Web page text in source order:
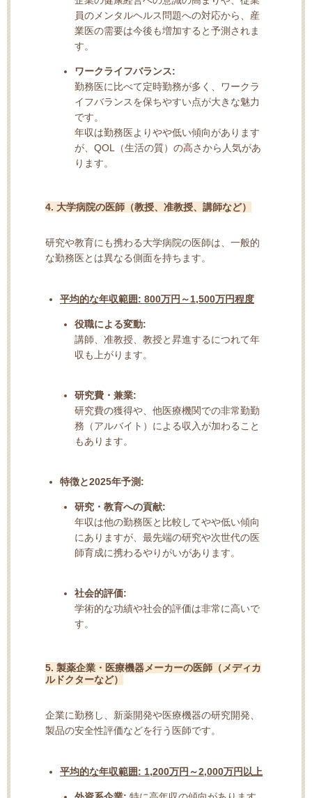
員のメンタルヘルス問題への対応から、産
業医の需要は今後も増加すると予測されま
す。
ワークライフバランス:
勤務医に比べて定時勤務が多く、ワークラ
イフバランスを保ちやすい点が大きな魅力
です。
年収は勤務医よりやや低い傾向があります
が、QOL（生活の質）の高さから人気があ
ります。
4. 大学病院の医師（教授、准教授、講師など）
研究や教育にも携わる大学病院の医師は、一般的
な勤務医とは異なる側面を持ちます。
平均的な年収範囲: 800万円～1,500万円程度
役職による変動:
講師、准教授、教授と昇進するにつれて年
収も上がります。
研究費・兼業:
研究費の獲得や、他医療機関での非常勤勤
務（アルバイト）による収入が加わること
もあります。
特徴と2025年予測:
研究・教育への貢献:
年収は他の勤務医と比較してやや低い傾向
にありますが、最先端の研究や次世代の医
師育成に携わるやりがいがあります。
社会的評価:
学術的な功績や社会的評価は非常に高いで
す。
5. 製薬企業・医療機器メーカーの医師（メディカ
ルドクターなど）
企業に勤務し、新薬開発や医療機器の研究開発、
製品の安全性評価などを行う医師です。
平均的な年収範囲: 1,200万円～2,000万円以上